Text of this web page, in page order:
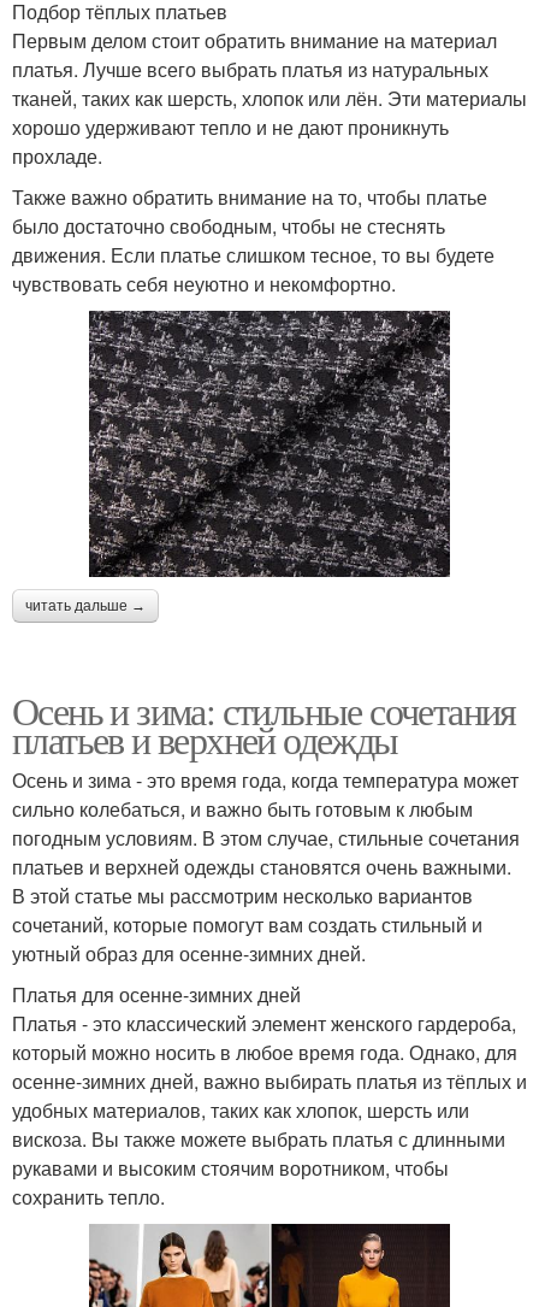
Подбор тёплых платьев
Первым делом стоит обратить внимание на материал
платья. Лучше всего выбрать платья из натуральных
тканей, таких как шерсть, хлопок или лён. Эти материалы
хорошо удерживают тепло и не дают проникнуть
прохладе.
Также важно обратить внимание на то, чтобы платье
было достаточно свободным, чтобы не стеснять
движения. Если платье слишком тесное, то вы будете
чувствовать себя неуютно и некомфортно.
читать дальше →
Осень и зима: стильные сочетания
платьев и верхней одежды
Осень и зима - это время года, когда температура может
сильно колебаться, и важно быть готовым к любым
погодным условиям. В этом случае, стильные сочетания
платьев и верхней одежды становятся очень важными.
В этой статье мы рассмотрим несколько вариантов
сочетаний, которые помогут вам создать стильный и
уютный образ для осенне-зимних дней.
Платья для осенне-зимних дней
Платья - это классический элемент женского гардероба,
который можно носить в любое время года. Однако, для
осенне-зимних дней, важно выбирать платья из тёплых и
удобных материалов, таких как хлопок, шерсть или
вискоза. Вы также можете выбрать платья с длинными
рукавами и высоким стоячим воротником, чтобы
сохранить тепло.